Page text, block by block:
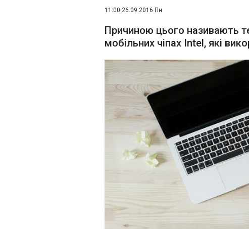
11:00 26.09.2016 Пн
Причиною цього називають
мобільних чіпах Intel, які